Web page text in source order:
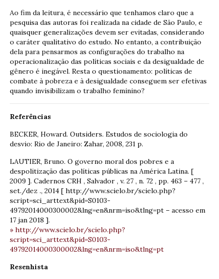
Ao fim da leitura, é necessário que tenhamos claro que a
pesquisa das autoras foi realizada na cidade de São Paulo, e
quaisquer generalizações devem ser evitadas, considerando
o caráter qualitativo do estudo. No entanto, a contribuição
dela para pensarmos as configurações do trabalho na
operacionalização das políticas sociais e da desigualdade de
gênero é inegável. Resta o questionamento: políticas de
combate à pobreza e à desigualdade conseguem ser efetivas
quando invisibilizam o trabalho feminino?
Referências
BECKER, Howard. Outsiders. Estudos de sociologia do
desvio: Rio de Janeiro: Zahar, 2008, 231 p.
LAUTIER, Bruno. O governo moral dos pobres e a
despolitização das políticas públicas na América Latina. [
2009 ]. Cadernos CRH , Salvador , v. 27 , n. 72 , pp. 463 – 477 ,
set./dez ., 2014 [ http://www.scielo.br/scielo.php?
script=sci_arttext&pid=S0103-
49792014000300002&lng=en&nrm=iso&tlng=pt – acesso em
17 jan 2018 ].
» http://www.scielo.br/scielo.php?
script=sci_arttext&pid=S0103-
49792014000300002&lng=en&nrm=iso&tlng=pt
Resenhista